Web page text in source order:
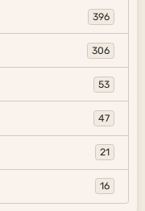
396
306
53
47
21
16